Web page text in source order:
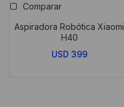
Comparar
Aspiradora Robótica Xiaomi
H40
USD 399